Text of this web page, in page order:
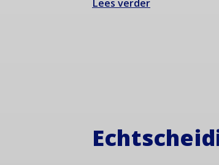
Lees verder